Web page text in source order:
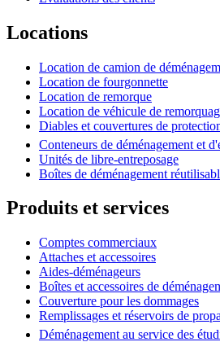
Locations
Location de camion de
Location de fourgonnette
Location de remorque
Location de véhicule de
Diables et couvertures de
Conteneurs de déménagement et
Unités de libre-entreposage
Boîtes de déménagement
Produits et services
Comptes commerciaux
Attaches et accessoires
Aides-déménageurs
Boîtes et accessoires de
Couverture pour les dommages
Remplissages et réservoirs de
Déménagement au service des